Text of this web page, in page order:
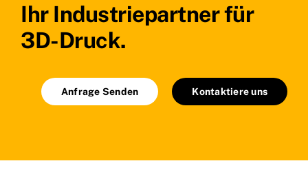
Ihr Industriepartner für
3D-Druck.
Anfrage Senden Kontaktiere uns